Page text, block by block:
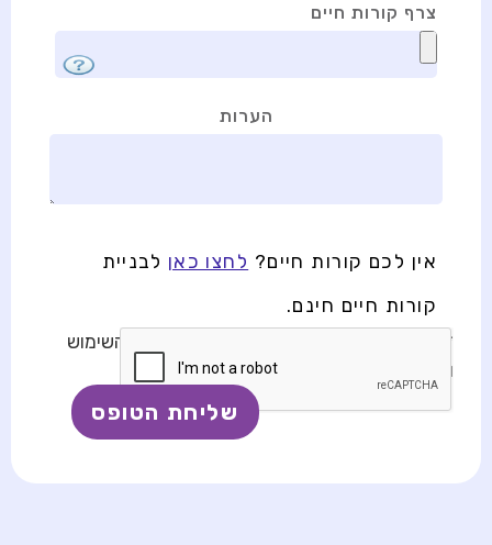
צרף קורות חיים
הערות
אין לכם קורות חיים? לחצו כאן לבניית
קורות חיים חינם.
* בשליחת טופס זה, אני מאשר/ת את תנאי השימוש
ומדיניות הפרטיות באתר